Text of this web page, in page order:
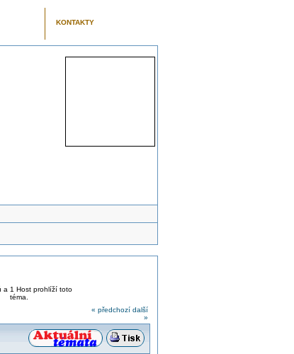
KONTAKTY
a 1 Host prohlíží toto
téma.
« předchozí další
»